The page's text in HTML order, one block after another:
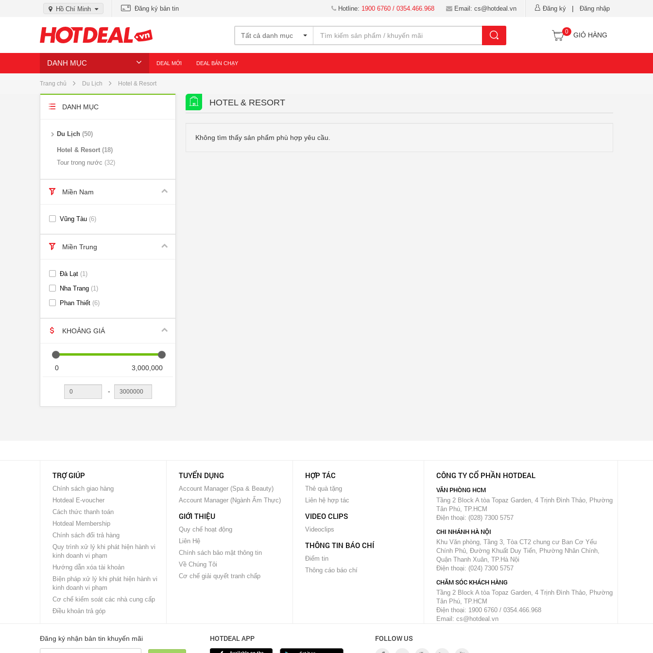
Hồ Chí Minh Đăng ký bản tin Đăng ký | Đăng nhập
Hotline: 1900 6760 / 0354.466.968 Email: cs@hotdeal.vn
Tất cả danh mục 0 GIỎ HÀNG
DANH MỤC DEAL MỚI DEAL BÁN CHẠY
Trang chủ Du Lịch Hotel & Resort
DANH MỤC
Du Lịch 50
Hotel & Resort 18
Tour trong nước
32
Miền Nam
Vũng Tàu 6
Miền Trung
Đà Lạt 1
Nha Trang 1
Phan Thiết 6
KHOẢNG GIÁ
0 3,000,000
-
HOTEL & RESORT
Không tìm thấy sản phẩm phù hợp yêu cầu.
TRỢ GIÚP
Chính sách giao hàng
Hotdeal E-voucher
Cách thức thanh toán
Hotdeal Membership
Chính sách đổi trả hàng
Quy trình xử lý khi phát hiện hành vi
kinh doanh vi phạm
Hướng dẫn xóa tài khoản
Biện pháp xử lý khi phát hiện hành vi
kinh doanh vi phạm
Cơ chế kiểm soát các nhà cung cấp
Điều khoản trả góp
TUYỂN DỤNG
Account Manager (Spa & Beauty)
Account Manager (Ngành Ẩm Thực)
GIỚI THIỆU
Quy chế hoạt động
Liên Hệ
Chính sách bảo mật thông tin
Về Chúng Tôi
Cơ chế giải quyết tranh chấp
HỢP TÁC
Thẻ quà tặng
Liên hệ hợp tác
VIDEO CLIPS
Videoclips
THÔNG TIN BÁO CHÍ
Điểm tin
Thông cáo báo chí
CÔNG TY CỔ PHẦN HOTDEAL
VĂN PHÒNG HCM
Tầng 2 Block A tòa Topaz Garden, 4 Trịnh Đình Thảo, Phường
Tân Phú, TP.HCM
Điện thoại: (028) 7300 5757
CHI NHÁNH HÀ NỘI
Khu Văn phòng, Tầng 3, Tòa CT2 chung cư Ban Cơ Yếu
Chính Phủ, Đường Khuất Duy Tiến, Phường Nhân Chính,
Quận Thanh Xuân, TP.Hà Nội
Điện thoại: (024) 7300 5757
CHĂM SÓC KHÁCH HÀNG
Tầng 2 Block A tòa Topaz Garden, 4 Trịnh Đình Thảo, Phường
Tân Phú, TP.HCM
Điện thoại: 1900 6760 / 0354.466.968
Email: cs@hotdeal.vn
Đăng ký nhận bản tin khuyến mãi HOTDEAL APP FOLLOW US